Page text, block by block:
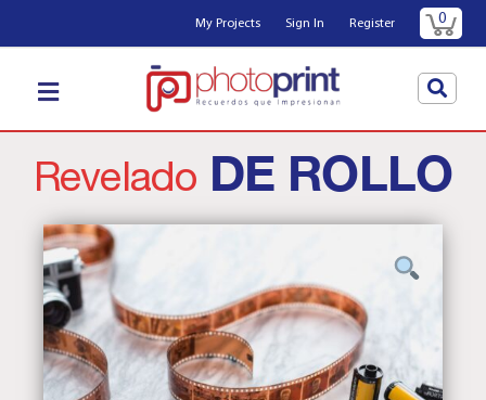
My Projects Sign In Register 0
ReveladoDE ROLLO